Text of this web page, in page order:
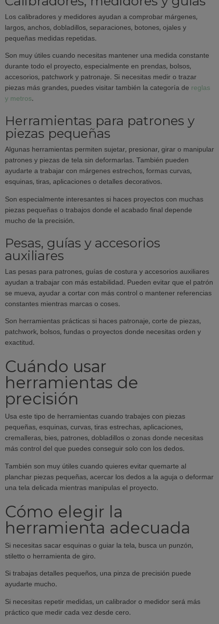
Los calibradores y medidores ayudan a comprobar márgenes,
largos, anchos, dobladillos, separaciones, botones, ojales y
pequeñas medidas repetidas.
Son muy útiles cuando necesitas mantener una medida constante
durante todo el proyecto, especialmente en prendas, bolsos,
accesorios, patchwork y patronaje. Si necesitas medir o trazar
piezas más grandes, puedes visitar también la categoría de reglas
y metros.
Herramientas para patrones y
piezas pequeñas
Algunas herramientas permiten sujetar, presionar, girar o manipular
patrones y piezas de tela sin deformarlas. También pueden
ayudarte a trabajar con márgenes estrechos, formas curvas,
esquinas, tiras, aplicaciones o detalles decorativos.
Son especialmente interesantes si haces proyectos con muchas
piezas pequeñas o trabajos donde el acabado final depende
mucho de la precisión.
Pesas, guías y accesorios
auxiliares
Las pesas para patrones, guías de costura y accesorios auxiliares
ayudan a trabajar con más estabilidad. Pueden evitar que el patrón
se mueva, ayudar a cortar con más control o mantener referencias
constantes mientras marcas o coses.
Son herramientas prácticas si haces patronaje, corte de piezas,
patchwork, bolsos, fundas o proyectos donde necesitas orden y
exactitud.
Cuándo usar
herramientas de
precisión
Usa este tipo de herramientas cuando trabajes con piezas
pequeñas, esquinas, curvas, tiras estrechas, aplicaciones,
cremalleras, bies, patrones, dobladillos o zonas donde necesitas
más control del que puedes conseguir solo con los dedos.
También son muy útiles cuando quieres evitar quemarte al
planchar piezas pequeñas, acercar los dedos a la aguja o deformar
una tela delicada mientras manipulas el proyecto.
Cómo elegir la
herramienta adecuada
Si necesitas sacar esquinas o guiar la tela, busca un punzón,
stiletto o herramienta de giro.
Si trabajas detalles pequeños, una pinza de precisión puede
ayudarte mucho.
Si necesitas repetir medidas, un calibrador o medidor será más
práctico que medir cada vez desde cero.